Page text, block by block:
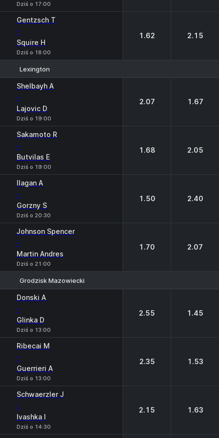
Dziś o 17:00
Gentzsch T
-
Squire H
Dziś o 18:00
1.62 2.15
Lexington
Shelbayh A
-
Lajovic D
Dziś o 19:00
2.07 1.67
Sakamoto R
-
Butvilas E
Dziś o 19:00
1.68 2.05
Ilagan A
-
Gorzny S
Dziś o 20:30
1.50 2.40
Johnson Spencer
-
Martin Andres
Dziś o 21:00
1.70 2.07
Grodzisk Mazowiecki
Donski A
-
Glinka D
Dziś o 13:00
2.55 1.45
Ribecai M
-
Guerrieri A
Dziś o 13:00
2.35 1.53
Schwaerzler J
-
Ivashka I
Dziś o 14:30
2.15 1.63